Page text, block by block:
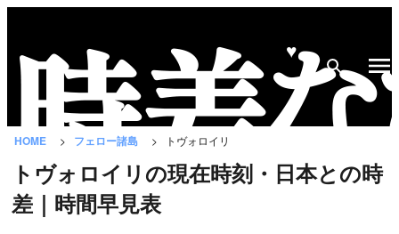
♥
HOME フェロー諸島 トヴォロイリ
トヴォロイリの現在時刻・日本との時
差｜時間早見表
な
と
は？